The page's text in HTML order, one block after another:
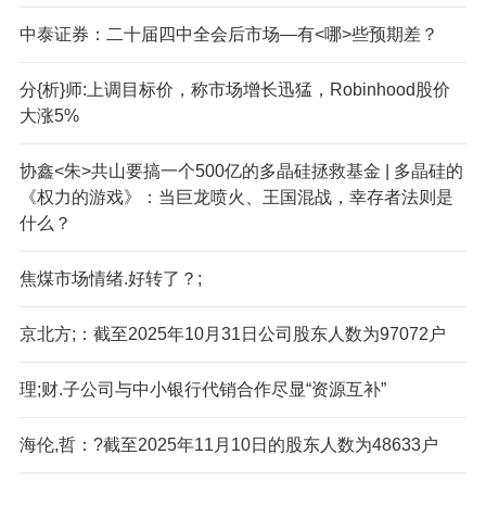
中泰证券：二十届四中全会后市场—有<哪>些预期差？
分{析}师:上调目标价，称市场增长迅猛，Robinhood股价
大涨5%
协鑫<朱>共山要搞一个500亿的多晶硅拯救基金 | 多晶硅的
《权力的游戏》：当巨龙喷火、王国混战，幸存者法则是
什么？
焦煤市场情绪.好转了？;
京北方;：截至2025年10月31日公司股东人数为97072户
理;财.子公司与中小银行代销合作尽显“资源互补”
海伦,哲：?截至2025年11月10日的股东人数为48633户